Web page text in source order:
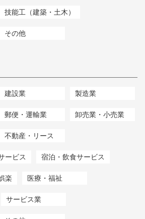
技能工（建築・土木）
その他
建設業 製造業
郵便・運輸業 卸売業・小売業
不動産・リース
ービス 宿泊・飲食サービス
楽 医療・福祉
サービス業